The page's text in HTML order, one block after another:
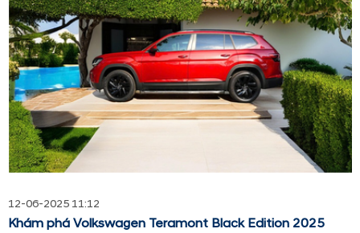
12-06-2025 11:12
Khám phá Volkswagen Teramont Black Edition 2025